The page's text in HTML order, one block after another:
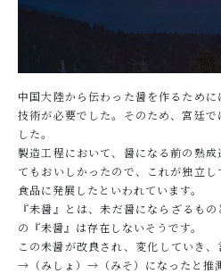
中国大陸から伝わった醤を作るため
技術が必要でした。そのため、宮廷
した。
製造工程において、醤になる前の熟
てもおいしかったので、これが独立
食品に発展したといわれています。
『未醤』とは、未だ醤にならざるも
の『未醤』は存在しないそうです。
この未醤が改良され、変化していき、
→（みしょ）→（みそ）になったと推